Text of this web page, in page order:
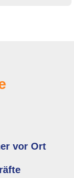
vor Ort